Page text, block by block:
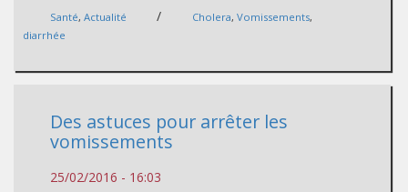
Santé, Actualité / Cholera, Vomissements,
diarrhée
Des astuces pour arrêter les
vomissements
25/02/2016 - 16:03